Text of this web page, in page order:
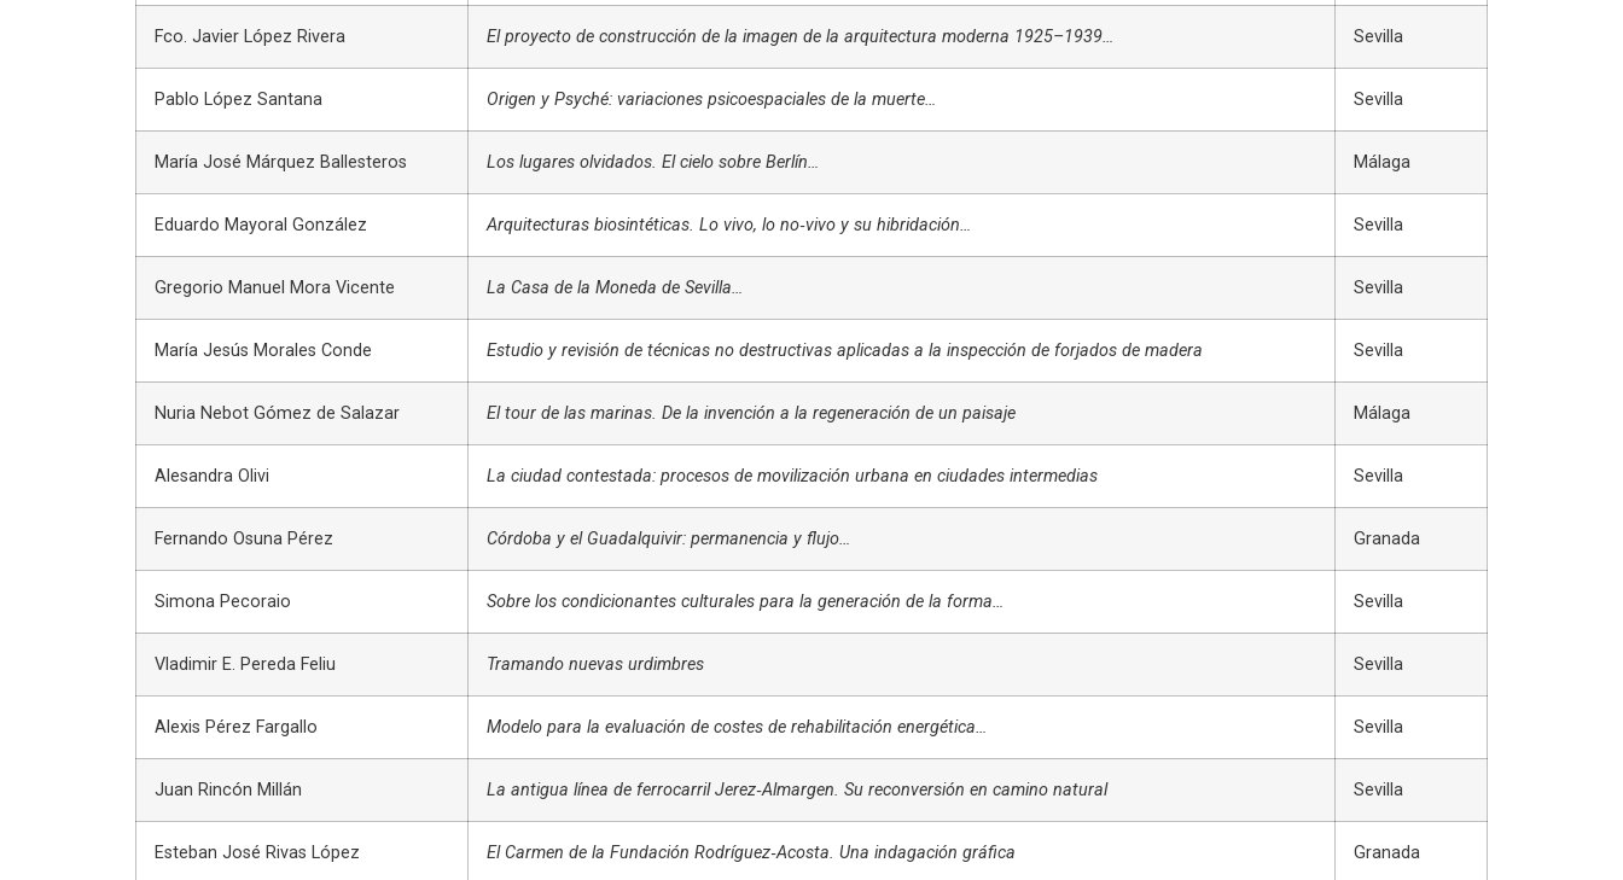
Fco. Javier López Rivera El proyecto de construcción de la imagen de la arquitectura moderna 1925–1939… Sevilla
Pablo López Santana Origen y Psyché: variaciones psicoespaciales de la muerte… Sevilla
María José Márquez Ballesteros Los lugares olvidados. El cielo sobre Berlín… Málaga
Eduardo Mayoral González Arquitecturas biosintéticas. Lo vivo, lo no‑vivo y su hibridación… Sevilla
Gregorio Manuel Mora Vicente La Casa de la Moneda de Sevilla… Sevilla
María Jesús Morales Conde Estudio y revisión de técnicas no destructivas aplicadas a la inspección de forjados de madera Sevilla
Nuria Nebot Gómez de Salazar El tour de las marinas. De la invención a la regeneración de un paisaje Málaga
Alesandra Olivi La ciudad contestada: procesos de movilización urbana en ciudades intermedias Sevilla
Fernando Osuna Pérez Córdoba y el Guadalquivir: permanencia y flujo… Granada
Simona Pecoraio Sobre los condicionantes culturales para la generación de la forma… Sevilla
Vladimir E. Pereda Feliu Tramando nuevas urdimbres Sevilla
Alexis Pérez Fargallo Modelo para la evaluación de costes de rehabilitación energética… Sevilla
Juan Rincón Millán La antigua línea de ferrocarril Jerez‑Almargen. Su reconversión en camino natural Sevilla
Esteban José Rivas López El Carmen de la Fundación Rodríguez‑Acosta. Una indagación gráfica Granada